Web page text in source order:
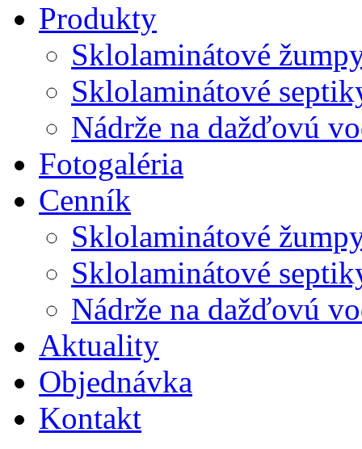
Produkty
Sklolaminátové
Sklolaminátové
Nádrže na dažďovú
Fotogaléria
Cenník
Sklolaminátové
Sklolaminátové
Nádrže na dažďovú
Aktuality
Objednávka
Kontakt